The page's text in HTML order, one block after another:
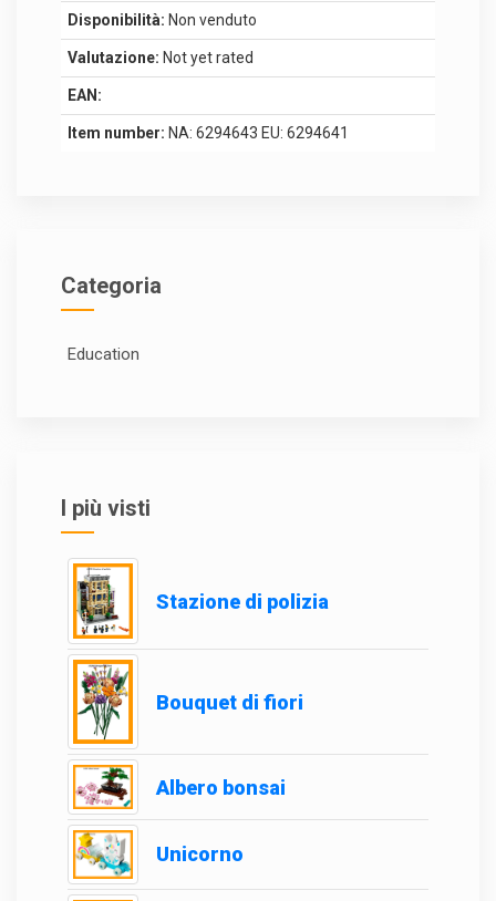
Disponibilità: Non venduto
Valutazione: Not yet rated
EAN:
Item number: NA: 6294643 EU: 6294641
Categoria
Education
I più visti
Stazione di polizia
Bouquet di fiori
Albero bonsai
Unicorno